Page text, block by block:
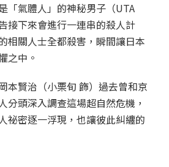
「氣體人」的神秘男子（UTA
接下來會進行一連串的殺人計
相關人士全都殺害，瞬間讓日本
之中。
本賢治（小栗旬 飾）過去曾和京
分頭深入調查這場超自然危機，
祕密逐一浮現，也讓彼此糾纏的